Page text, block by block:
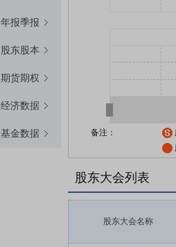
年报季报
股东股本
期货期权
经济数据
基金数据 备注：
股东大会列表
股东大会名称